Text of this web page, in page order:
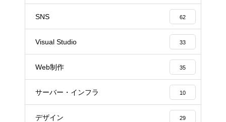
SNS 62
Visual Studio 33
Web制作 35
サーバー・インフラ 10
デザイン 29